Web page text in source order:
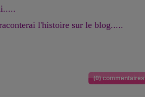
l'histoire sur le blog.....
(0) commentaires